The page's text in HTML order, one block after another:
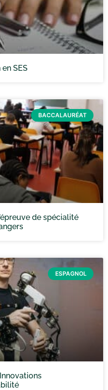
SES
BACCALAURÉAT
de spécialité
ESPAGNOL